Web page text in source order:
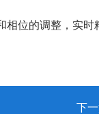
位的调整，实
下